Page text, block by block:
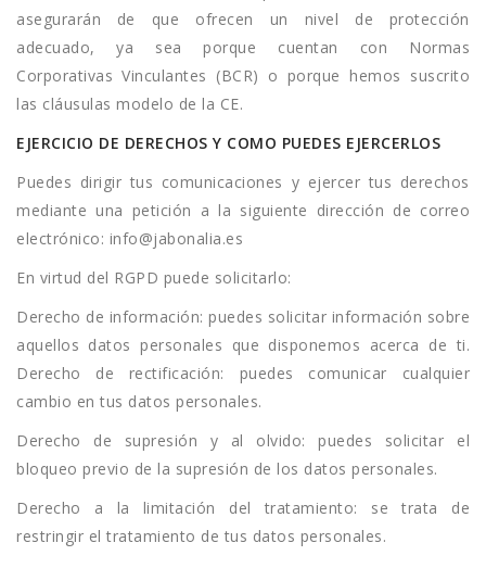
asegurarán de que ofrecen un nivel de protección
adecuado, ya sea porque cuentan con Normas
Corporativas Vinculantes (BCR) o porque hemos suscrito
las cláusulas modelo de la CE.
EJERCICIO DE DERECHOS Y COMO PUEDES EJERCERLOS
Puedes dirigir tus comunicaciones y ejercer tus derechos
mediante una petición a la siguiente dirección de correo
electrónico: info@jabonalia.es
En virtud del RGPD puede solicitarlo:
Derecho de información: puedes solicitar información sobre
aquellos datos personales que disponemos acerca de ti.
Derecho de rectificación: puedes comunicar cualquier
cambio en tus datos personales.
Derecho de supresión y al olvido: puedes solicitar el
bloqueo previo de la supresión de los datos personales.
Derecho a la limitación del tratamiento: se trata de
restringir el tratamiento de tus datos personales.